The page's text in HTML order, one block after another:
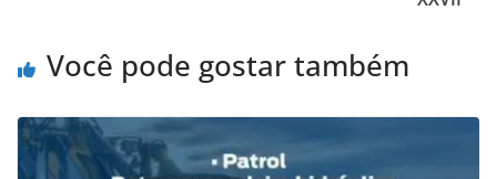
Você pode gostar também